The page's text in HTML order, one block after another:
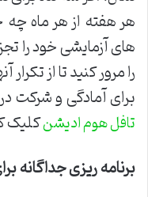
هر هفته از هر ماه
های آزمایشی خود را
را مرور کنید تا از
برای آمادگی و شرکت
تافل هوم ادیشنکلیک
برنامه ریزی جداگانه